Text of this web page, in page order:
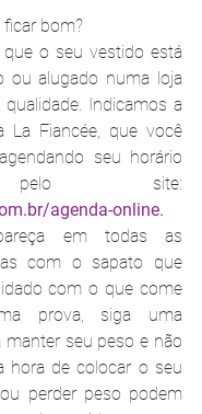
ficar bom?
que o seu vestido está
ou alugado numa loja
Indicamos a
La Fiancée, que você
seu horário
agenda-online.
em todas as
com o sapato que
com o que come
prova, siga uma
manter seu peso e não
hora de colocar o seu
perder peso podem